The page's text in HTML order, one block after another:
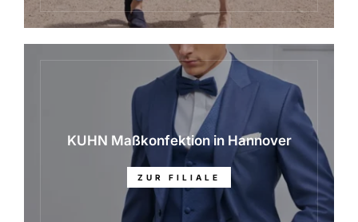
KUHN Maßkonfektion in Hannover
ZUR FILIALE